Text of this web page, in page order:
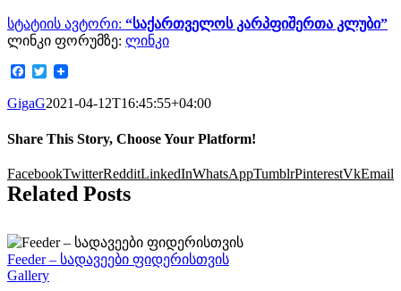
სტატიის ავტორი: “საქართველოს კარპფიშერთა კლუბი”
ლინკი ფორუმზე: ლინკი
Facebook
Twitter
GigaG2021-04-12T16:45:55+04:00
Share This Story, Choose Your Platform!
FacebookTwitterRedditLinkedInWhatsAppTumblrPinterestVkEmail
Related Posts
Feeder – სადავეები ფიდერისთვის
Gallery